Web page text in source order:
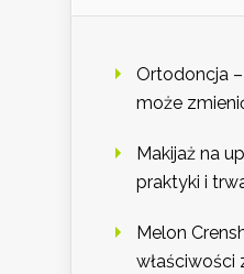
Ortodoncja
może
Makijaż na
praktyki i
Melon
właściwości